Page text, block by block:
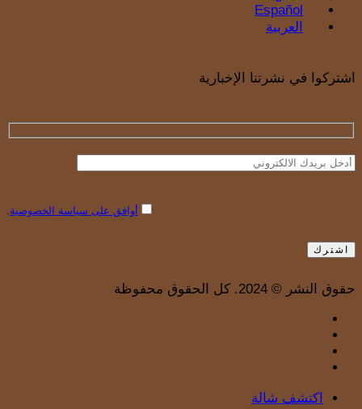
Español
العربية
اشتركوا في نشرتنا الإخبارية
أوافق على سياسة الخصوصية.
حقوق النشر © 2024. كل الحقوق محفوظة
Closeاكتشف شالة